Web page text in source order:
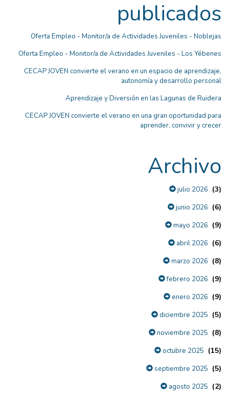
publicados
Oferta Empleo - Monitor/a de Actividades Juveniles - Noblejas
Oferta Empleo - Monitor/a de Actividades Juveniles - Los Yébenes
CECAP JOVEN convierte el verano en un espacio de aprendizaje,
autonomía y desarrollo personal
Aprendizaje y Diversión en las Lagunas de Ruidera
CECAP JOVEN convierte el verano en una gran oportunidad para
aprender, convivir y crecer
Archivo
julio 2026 (3)
junio 2026 (6)
mayo 2026 (9)
abril 2026 (6)
marzo 2026 (8)
febrero 2026 (9)
enero 2026 (9)
diciembre 2025 (5)
noviembre 2025 (8)
octubre 2025 (15)
septiembre 2025 (5)
agosto 2025 (2)